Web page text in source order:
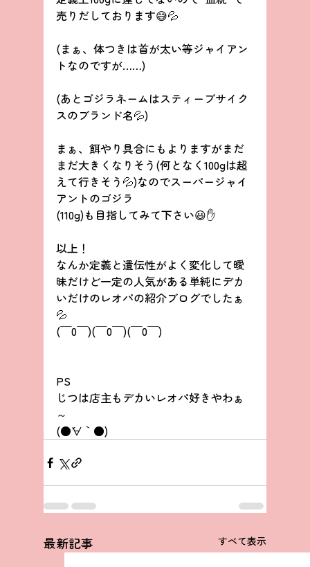
売りだしております😅💦
(まぁ、体つきは首が太い等ジャイアン
トなのですが……)
(あとゴジラネームはスティーブサイク
スのブランド名💦)
まぁ、餌やり具合にもよりますがまだ
まだ大きくなりそう(何となく100gは超
えて行きそう💦)なのでスーパージャイ
アントのゴジラ
(110g)も目指してみて下さい😃✋
以上！
なんか定義と遺伝性がよく変化して曖
昧だけど一定の人気がある単純にデカ
いだけのレオパの紹介ブログでしたぁ
💦
(￣0￣)(￣0￣)(￣0￣)
PS
じつは店主もデカいレオパ好きやわぁ
～
(●´∀｀●)
最新記事 すべて表示